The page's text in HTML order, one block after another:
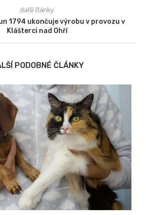
další články
1794 ukončuje výrobu v provozu v
Klášterci nad Ohří
PODOBNÉ ČLÁNKY